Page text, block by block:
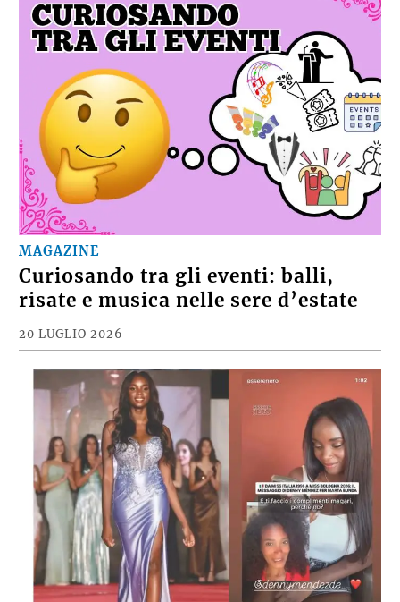
MAGAZINE
Curiosando tra gli eventi: balli,
risate e musica nelle sere d’estate
20 LUGLIO 2026